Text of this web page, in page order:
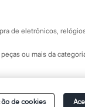
de eletrônicos,
ou mais da
de cookies